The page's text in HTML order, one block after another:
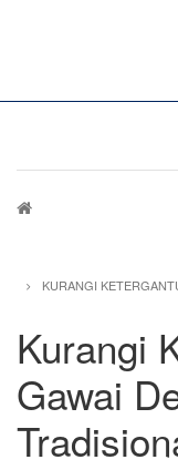
Breadcrumb
KURANGI
Kurangi
Gawai